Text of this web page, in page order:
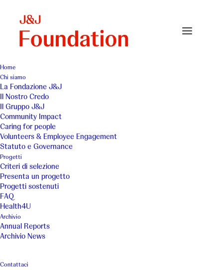
Home
Chi siamo
La Fondazione J&J
Il Nostro Credo
Il Gruppo J&J
Community Impact
Caring for people
Volunteers & Employee Engagement
Statuto e Governance
Progetti
Criteri di selezione
Presenta un progetto
Progetti sostenuti
FAQ
Health4U
Archivio
Annual Reports
Archivio News
Contattaci
Page-Volunteers-Card-giornata-giocattolo
Home